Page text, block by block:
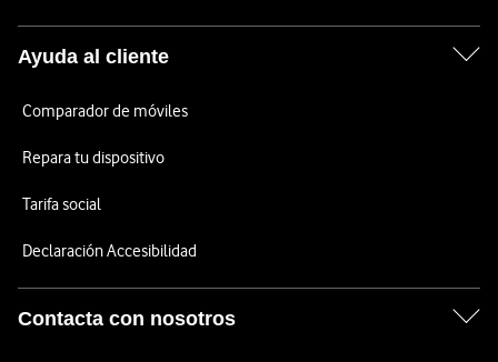
Ayuda al cliente
Comparador de móviles
Repara tu dispositivo
Tarifa social
Declaración Accesibilidad
Contacta con nosotros